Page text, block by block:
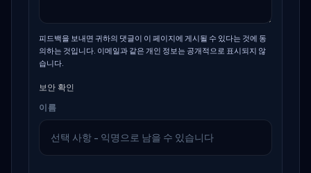
피드백을 보내면 귀하의 댓글이 이 페이지에 게시될 수 있다는 것에 동
의하는 것입니다. 이메일과 같은 개인 정보는 공개적으로 표시되지 않
습니다.
보안 확인
이름